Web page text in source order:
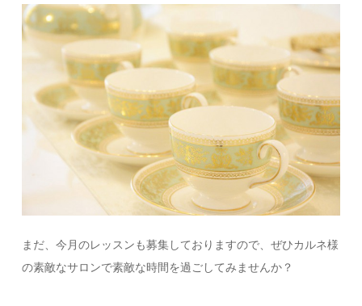
まだ、今月のレッスンも募集しておりますので、ぜひカルネ様
の素敵なサロンで素敵な時間を過ごしてみませんか？